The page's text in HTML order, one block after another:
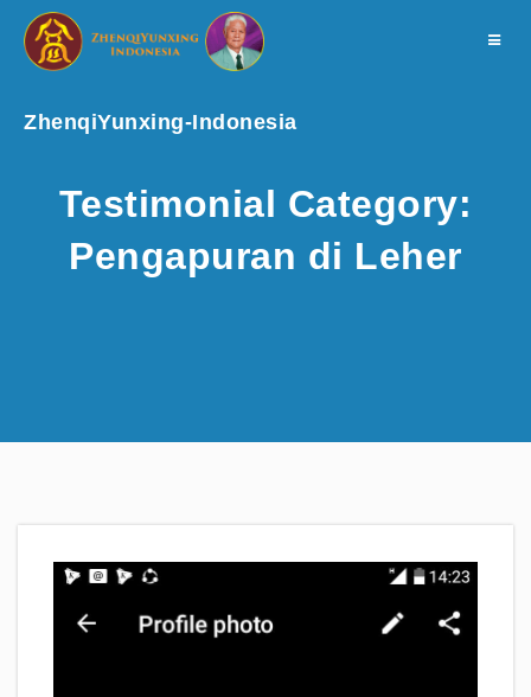
ZhenqiYunxing-Indonesia
Toggle
Testimonial Category:
Pengapuran di Leher